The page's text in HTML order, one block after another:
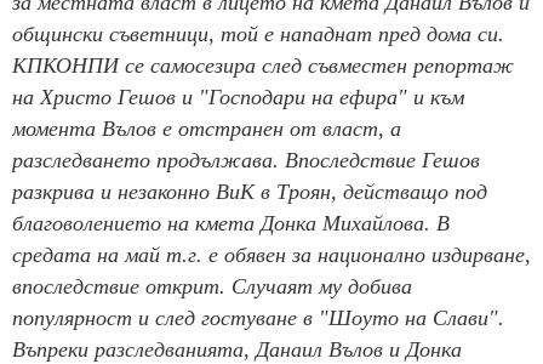
общински съветници, той е нападнат пред дома си.
КПКОНПИ се самосезира след съвместен репортаж
на Христо Гешов и "Господари на ефира" и към
момента Вълов е отстранен от власт, а
разследването продължава. Впоследствие Гешов
разкрива и незаконно ВиК в Троян, действащо под
благоволението на кмета Донка Михайлова. В
средата на май т.г. е обявен за национално издирване,
впоследствие открит. Случаят му добива
популярност и след гостуване в "Шоуто на Слави".
Въпреки разследванията, Данаил Вълов и Донка